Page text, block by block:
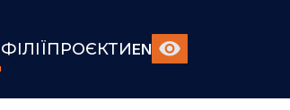
ФІЛІЇПРОЄКТИEN